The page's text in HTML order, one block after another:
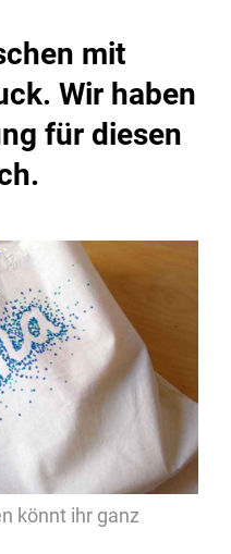
mit
Wir haben
für diesen
könnt ihr ganz